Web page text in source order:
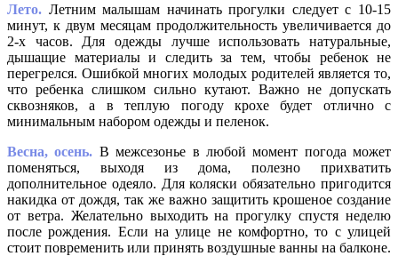
Лето. Летним малышам начинать прогулки следует с 10-15
минут, к двум месяцам продолжительность увеличивается до
2-х часов. Для одежды лучше использовать натуральные,
дышащие материалы и следить за тем, чтобы ребенок не
перегрелся. Ошибкой многих молодых родителей является то,
что ребенка слишком сильно кутают. Важно не допускать
сквозняков, а в теплую погоду крохе будет отлично с
минимальным набором одежды и пеленок.
Весна, осень. В межсезонье в любой момент погода может
поменяться, выходя из дома, полезно прихватить
дополнительное одеяло. Для коляски обязательно пригодится
накидка от дождя, так же важно защитить крошеное создание
от ветра. Желательно выходить на прогулку спустя неделю
после рождения. Если на улице не комфортно, то с улицей
стоит повременить или принять воздушные ванны на балконе.